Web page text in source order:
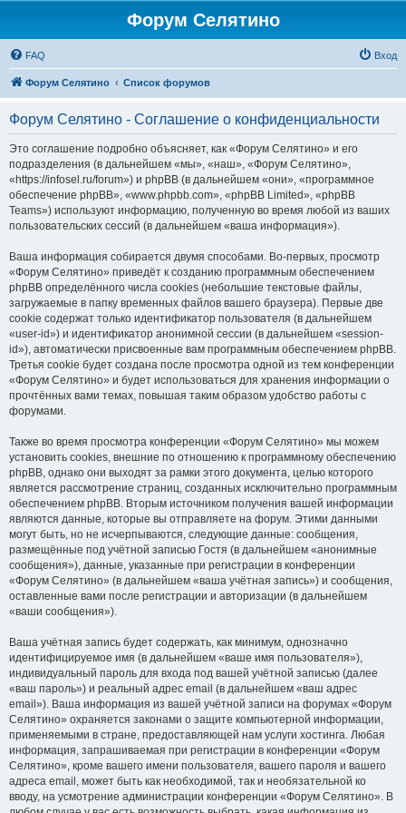
Форум Селятино
FAQ Вход
Форум Селятино Список форумов
Форум Селятино - Соглашение о конфиденциальности
Это соглашение подробно объясняет, как «Форум Селятино» и его
подразделения (в дальнейшем «мы», «наш», «Форум Селятино»,
«https://infosel.ru/forum») и phpBB (в дальнейшем «они», «программное
обеспечение phpBB», «www.phpbb.com», «phpBB Limited», «phpBB
Teams») используют информацию, полученную во время любой из ваших
пользовательских сессий (в дальнейшем «ваша информация»).
Ваша информация собирается двумя способами. Во-первых, просмотр
«Форум Селятино» приведёт к созданию программным обеспечением
phpBB определённого числа cookies (небольшие текстовые файлы,
загружаемые в папку временных файлов вашего браузера). Первые две
cookie содержат только идентификатор пользователя (в дальнейшем
«user-id») и идентификатор анонимной сессии (в дальнейшем «session-
id»), автоматически присвоенные вам программным обеспечением phpBB.
Третья cookie будет создана после просмотра одной из тем конференции
«Форум Селятино» и будет использоваться для хранения информации о
прочтённых вами темах, повышая таким образом удобство работы с
форумами.
Также во время просмотра конференции «Форум Селятино» мы можем
установить cookies, внешние по отношению к программному обеспечению
phpBB, однако они выходят за рамки этого документа, целью которого
является рассмотрение страниц, созданных исключительно программным
обеспечением phpBB. Вторым источником получения вашей информации
являются данные, которые вы отправляете на форум. Этими данными
могут быть, но не исчерпываются, следующие данные: сообщения,
размещённые под учётной записью Гостя (в дальнейшем «анонимные
сообщения»), данные, указанные при регистрации в конференции
«Форум Селятино» (в дальнейшем «ваша учётная запись») и сообщения,
оставленные вами после регистрации и авторизации (в дальнейшем
«ваши сообщения»).
Ваша учётная запись будет содержать, как минимум, однозначно
идентифицируемое имя (в дальнейшем «ваше имя пользователя»),
индивидуальный пароль для входа под вашей учётной записью (далее
«ваш пароль») и реальный адрес email (в дальнейшем «ваш адрес
email»). Ваша информация из вашей учётной записи на форумах «Форум
Селятино» охраняется законами о защите компьютерной информации,
применяемыми в стране, предоставляющей нам услуги хостинга. Любая
информация, запрашиваемая при регистрации в конференции «Форум
Селятино», кроме вашего имени пользователя, вашего пароля и вашего
адреса email, может быть как необходимой, так и необязательной ко
вводу, на усмотрение администрации конференции «Форум Селятино». В